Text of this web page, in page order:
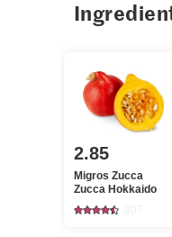
2.85
Migros Zucca
Zucca Hokkaido